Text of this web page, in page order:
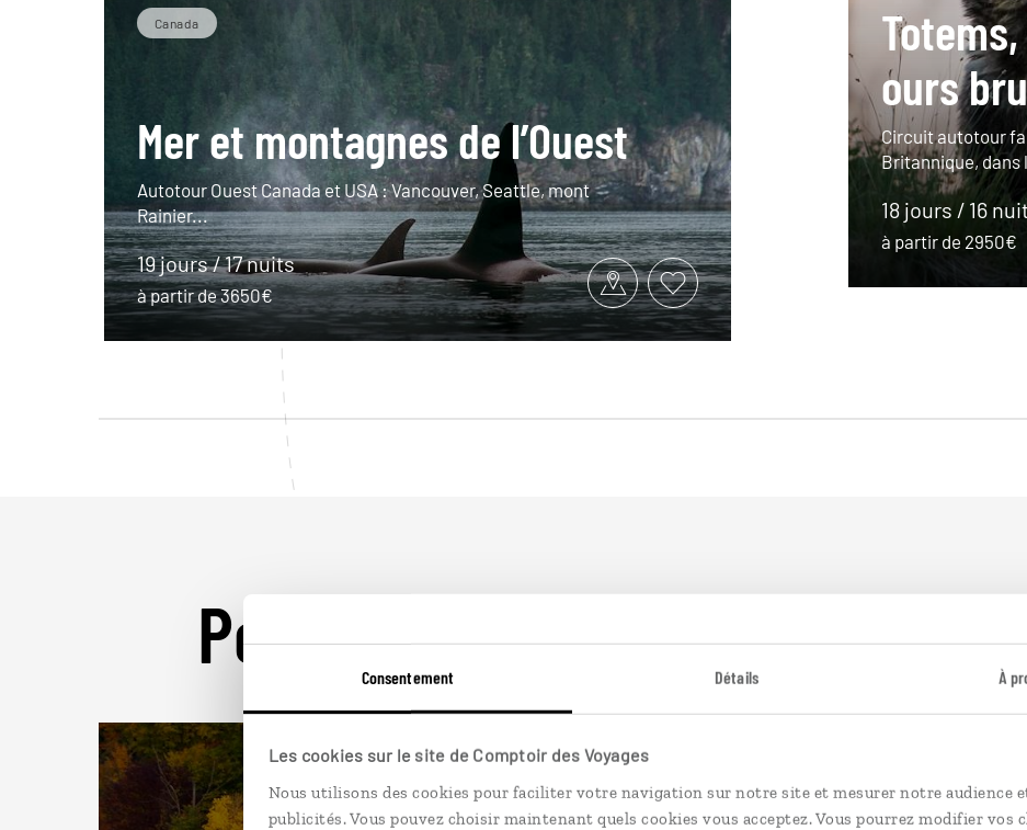
Consentement Détails À
Les cookies sur le site de Comptoir des Voyages
Nous utilisons des cookies pour faciliter votre navigation sur notre site et mesurer notre audience
publicités. Vous pouvez choisir maintenant quels cookies vous acceptez. Vous pourrez modifier vos
Canada
Mer et montagnes de l’Ouest
Autotour Ouest Canada et USA : Vancouver, Seattle, mont
Rainier...
19 jours / 17 nuits
à partir de 3650€
ours
Circuit autotour
Britannique, dans
18 jours / 16
à partir de 2950€
Pour aller plus loin